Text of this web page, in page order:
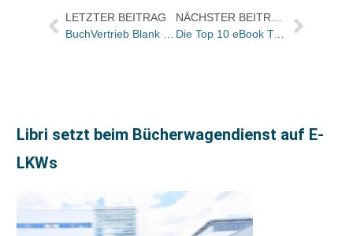
LETZTER BEITRAG
Die Top 10 eBook Trend Charts für die KW 35
Libri setzt beim Bücherwagendienst auf E-
LKWs